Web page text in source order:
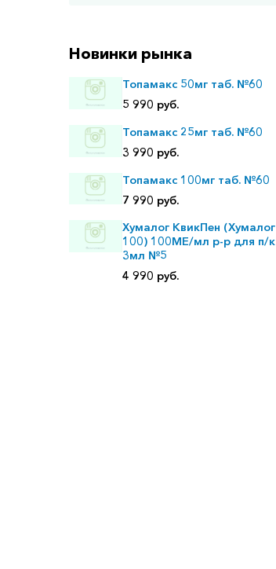
Новинки рынка
Топамакс 50мг таб. №60
5 990 руб.
Топамакс 25мг таб. №60
3 990 руб.
Топамакс 100мг таб. №60
7 990 руб.
Хумалог КвикПен (Хумалог
100) 100МЕ/мл р-р для п/к
3мл №5
4 990 руб.